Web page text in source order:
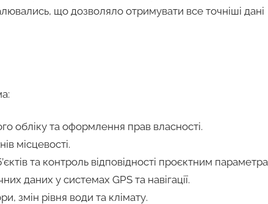
що дозволяло отримувати все точніші дані
обліку та оформлення прав власності.
місцевості.
та контроль відповідності проєктним
даних у системах GPS та навігації.
змін рівня води та клімату.